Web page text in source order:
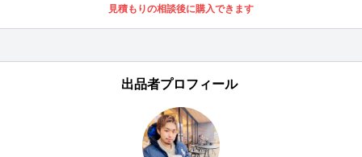
見積もりの相談後に購入できます
出品者プロフィール